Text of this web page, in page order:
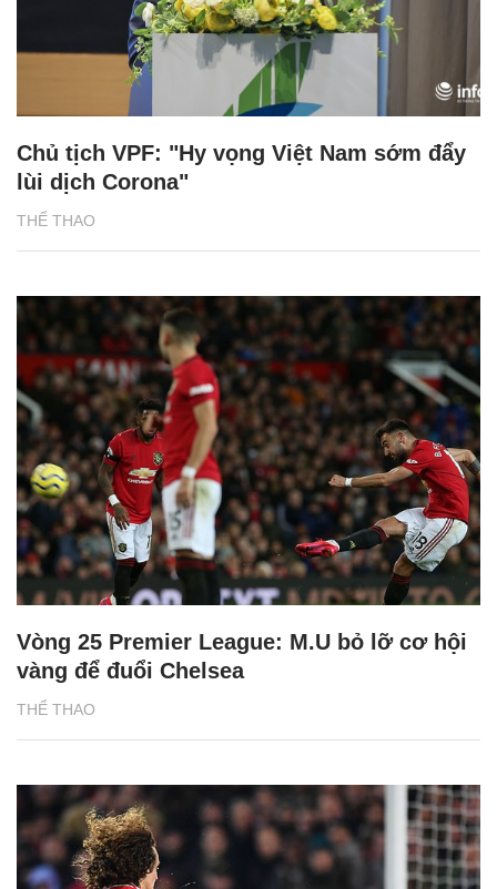
THỂ THAO
Chủ tịch VPF: "Hy vọng Việt Nam sớm đẩy
lùi dịch Corona"
THỂ THAO
Vòng 25 Premier League: M.U bỏ lỡ cơ hội
vàng để đuổi Chelsea